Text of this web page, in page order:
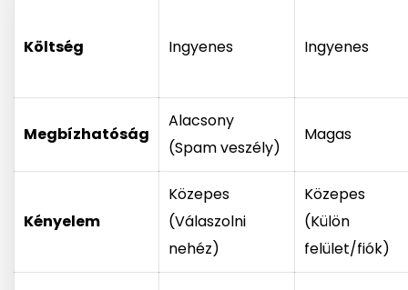
Költség Ingyenes Ingyenes
Megbízhatóság
Alacsony
(Spam veszély)
Magas
Kényelem
Közepes
(Válaszolni
nehéz)
Közepes
(Külön
felület/fiók)